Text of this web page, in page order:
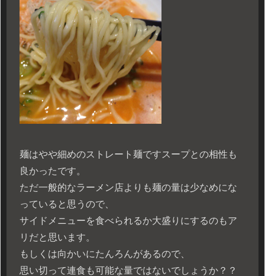
麺はやや細めのストレート麺ですスープとの相性も
良かったです。
ただ一般的なラーメン店よりも麺の量は少なめにな
っていると思うので、
サイドメニューを食べられるか大盛りにするのもア
リだと思います。
もしくは向かいにたんろんがあるので、
思い切って連食も可能な量ではないでしょうか？？